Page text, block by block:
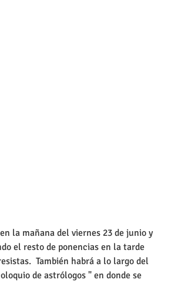
la mañana del viernes 23 de junio y
el resto de ponencias en la tarde
También habrá a lo largo del
de astrólogos " en donde se